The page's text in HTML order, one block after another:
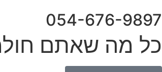
054-676-9897
כל מה שאתם